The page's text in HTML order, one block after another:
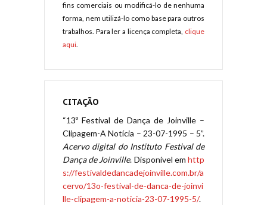
fins comerciais ou modificá-lo de nenhuma
forma, nem utilizá-lo como base para outros
trabalhos. Para ler a licença completa, clique
aqui.
CITAÇÃO
“13º Festival de Dança de Joinville –
Clipagem-A Notícia – 23-07-1995 – 5”.
Acervo digital do Instituto Festival de
Dança de Joinville. Disponível emhttp
s://festivaldedancadejoinville.com.br/a
cervo/13o-festival-de-danca-de-joinvi
lle-clipagem-a-noticia-23-07-1995-5/.